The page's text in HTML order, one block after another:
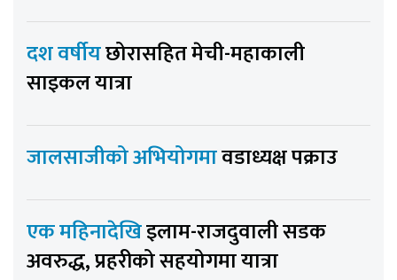
दश वर्षीयछोरासहित मेची-महाकाली
साइकल यात्रा
जालसाजीको अभियोगमावडाध्यक्ष पक्राउ
एक महिनादेखिइलाम-राजदुवाली सडक
अवरुद्ध, प्रहरीको सहयोगमा यात्रा